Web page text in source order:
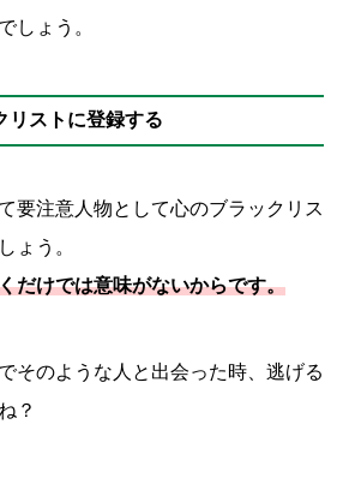
しょう。
リストに登録する
要注意人物として心のブラックリス
ょう。
だけでは意味がないからです。
そのような人と出会った時、逃げる
？